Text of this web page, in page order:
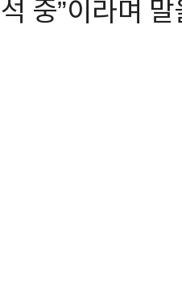
중”이라며